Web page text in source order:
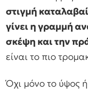
στιγμή
γίνει η γραμμή
σκέψη και την
είναι το πιο
Όχι μόνο το ύψος